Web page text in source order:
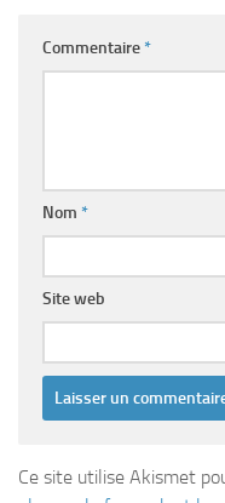
Commentaire*
Nom *
Site web
Ce site utilise Akismet